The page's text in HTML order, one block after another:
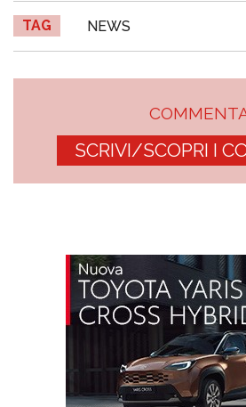
TAG NEWS
SCRIVI/SCOPRI I